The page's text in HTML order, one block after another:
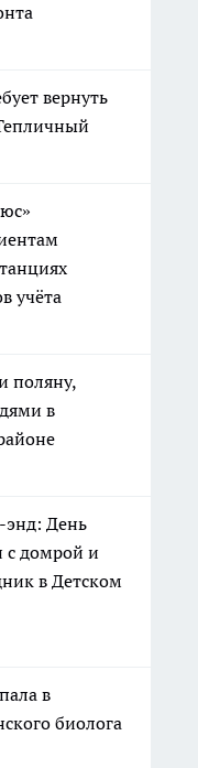
вернуть
учёта
поляну,
в
энд: День
с домрой и
в Детском
в
биолога